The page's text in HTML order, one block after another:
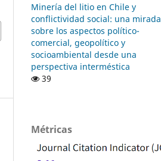
Minería del litio en Chile y
conflictividad social: una mirada
sobre los aspectos político-
comercial, geopolítico y
socioambiental desde una
perspectiva interméstica
39
Métricas